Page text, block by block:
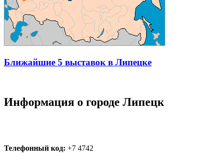
Ближайшие 5 выставок в Липецке
Информация о городе Липецк
Телефонный код: +7 4742